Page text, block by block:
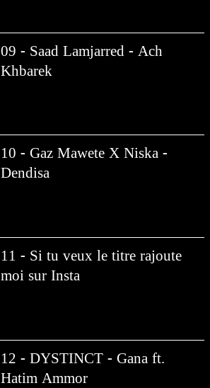
09 - Saad Lamjarred - Ach
Khbarek
10 - Gaz Mawete X Niska -
Dendisa
11 - Si tu veux le titre rajoute
moi sur Insta
12 - DYSTINCT - Gana ft.
Hatim Ammor